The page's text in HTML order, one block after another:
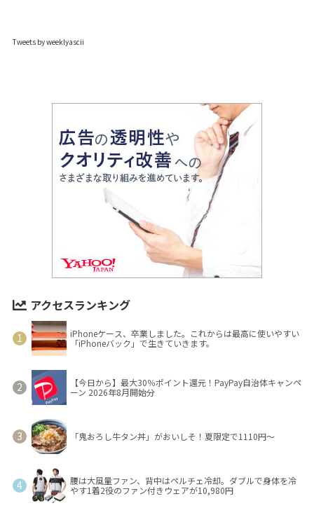
Tweets by weeklyascii
アクセスランキング
iPhoneケース、卒業しました。これからは最高に使いやすい
「iPhoneバック」で生きていきます。
【今日から】最大30％ポイント還元！PayPay自治体キャンペ
ーン 2026年8月開始分
「鬼おろし牛タン丼」がおいしそ！夏限定で1110円～
腰は大風量ファン、背中はペルチェ冷却。ダブルで身体を冷
やす1着2役のファン付きウェアが10,980円